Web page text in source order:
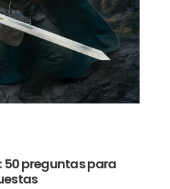
50 preguntas para